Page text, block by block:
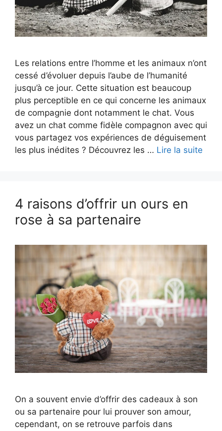
Les relations entre l’homme et les animaux n’ont
cessé d’évoluer depuis l’aube de l’humanité
jusqu’à ce jour. Cette situation est beaucoup
plus perceptible en ce qui concerne les animaux
de compagnie dont notamment le chat. Vous
avez un chat comme fidèle compagnon avec qui
vous partagez vos expériences de déguisement
les plus inédites ? Découvrez les … Lire la suite
4 raisons d’offrir un ours en
rose à sa partenaire
On a souvent envie d’offrir des cadeaux à son
ou sa partenaire pour lui prouver son amour,
cependant, on se retrouve parfois dans